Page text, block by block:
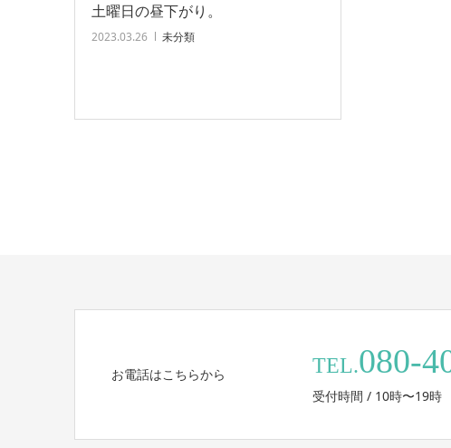
土曜日の昼下がり。
2023.03.26 未分類
お電話はこちらから TEL.080-
受付時間 / 10時〜19時